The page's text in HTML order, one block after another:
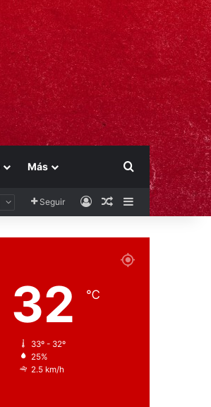
Más Buscar por
Seguir AccesoPublicación al
Barra lateral
32 ℃
33º - 32º
25%
2.5 km/h